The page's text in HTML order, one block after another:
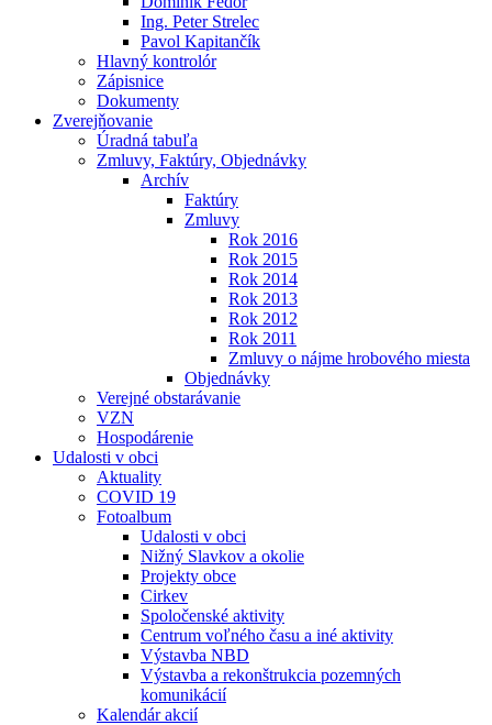
Ing. Peter Strelec
Pavol Kapitančík
Hlavný kontrolór
Zápisnice
Dokumenty
Zverejňovanie
Úradná tabuľa
Zmluvy, Faktúry, Objednávky
Archív
Faktúry
Zmluvy
Rok 2016
Rok 2015
Rok 2014
Rok 2013
Rok 2012
Rok 2011
Zmluvy o nájme hrobového miesta
Objednávky
Verejné obstarávanie
VZN
Hospodárenie
Udalosti v obci
Aktuality
COVID 19
Fotoalbum
Udalosti v obci
Nižný Slavkov a okolie
Projekty obce
Cirkev
Spoločenské aktivity
Centrum voľného času a iné aktivity
Výstavba NBD
Výstavba a rekonštrukcia pozemných
komunikácií
Kalendár akcií